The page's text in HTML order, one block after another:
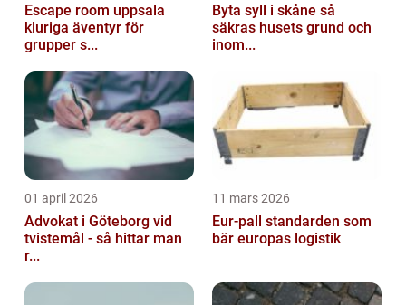
Escape room uppsala
kluriga äventyr för
grupper s...
Byta syll i skåne så
säkras husets grund och
inom...
01 april 2026
Advokat i Göteborg vid
tvistemål - så hittar man
r...
11 mars 2026
Eur-pall standarden som
bär europas logistik